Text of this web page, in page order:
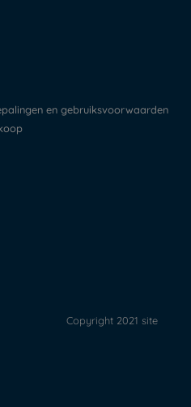
en gebruiksvoorwaarden
Copyright 2021 site